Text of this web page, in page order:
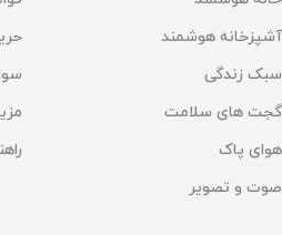
آشپزخانه هوشمند
سبک زندگی
گجت های سلامت
هوای پاک
صوت و تصویر